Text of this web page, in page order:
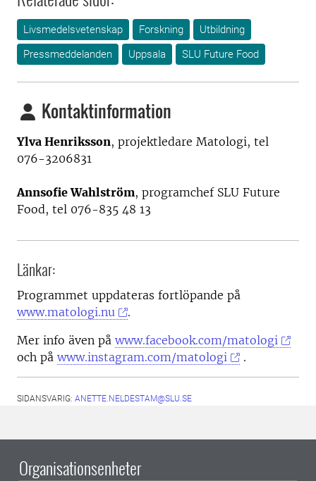
Livsmedelsvetenskap Forskning
Utbildning
Pressmeddelanden
Uppsala SLU Future Food
Kontaktinformation
Ylva Henriksson, projektledare Matologi, tel
076-3206831
Annsofie Wahlström, programchef SLU Future
Food, tel 076-835 48 13
Länkar:
Programmet uppdateras fortlöpande på
www.matologi.nu
.
Mer info även på www.facebook.com/matologi
och på www.instagram.com/matologi .
SIDANSVARIG: ANETTE.NELDESTAM@SLU.SE
Organisationsenheter